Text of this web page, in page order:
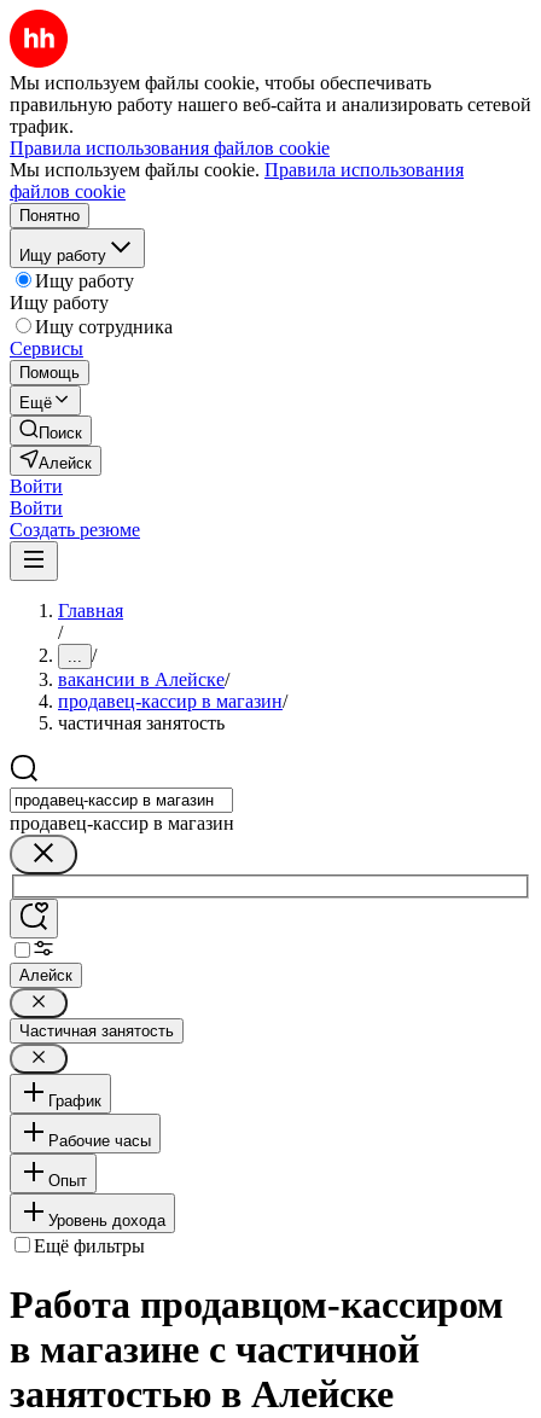
Мы используем файлы cookie, чтобы обеспечивать
правильную работу нашего веб-сайта и анализировать сетевой
трафик.
Правила использования файлов cookie
Мы используем файлы cookie. Правила использования
файлов cookie
Понятно
Ищу работу
Ищу работу
Ищу работу
Ищу сотрудника
Сервисы
Помощь
Ещё
Поиск
Алейск
Войти
Войти
Создать резюме
Главная
/
... /
вакансии в Алейске/
продавец-кассир в магазин/
частичная занятость
продавец-кассир в магазин
Алейск
Частичная занятость
График
Рабочие часы
Опыт
Уровень дохода
Ещё фильтры
Работа продавцом-кассиром
в магазине с частичной
занятостью в Алейске